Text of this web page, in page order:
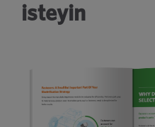
isteyin